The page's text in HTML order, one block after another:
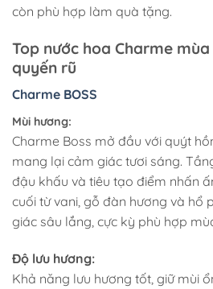
còn phù hợp làm quà tặng.
Top nước hoa Charme
quyến rũ
Charme BOSS
Mùi hương:
Charme Boss mở đầu với quýt
mang lại cảm giác tươi sáng.
đậu khấu và tiêu tạo điểm nhấn
cuối từ vani, gỗ đàn hương và hổ
giác sâu lắng, cực kỳ phù hợp
Độ lưu hương:
Khả năng lưu hương tốt, giữ mùi